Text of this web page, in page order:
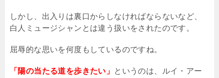
しかし、出入りは裏口からしなければならないなど、
白人ミュージシャンとは違う扱いをされたのです。
屈辱的な思いを何度もしているのですね。
「陽の当たる道を歩きたい」 というのは、ルイ・アー